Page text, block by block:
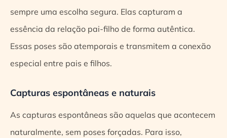
sempre uma escolha segura. Elas capturam a
essência da relação pai-filho de forma autêntica.
Essas poses são atemporais e transmitem a conexão
especial entre pais e filhos.
Capturas espontâneas e naturais
As capturas espontâneas são aquelas que acontecem
naturalmente, sem poses forçadas. Para isso,